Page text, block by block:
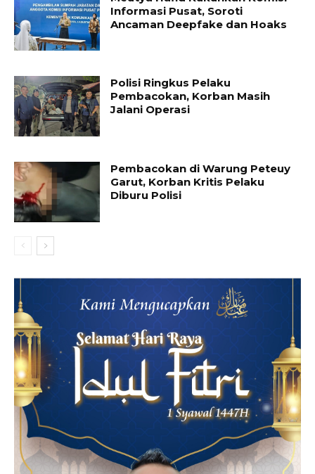
Informasi Pusat, Soroti
Ancaman Deepfake dan Hoaks
Polisi Ringkus Pelaku
Pembacokan, Korban Masih
Jalani Operasi
Pembacokan di Warung Peteuy
Garut, Korban Kritis Pelaku
Diburu Polisi